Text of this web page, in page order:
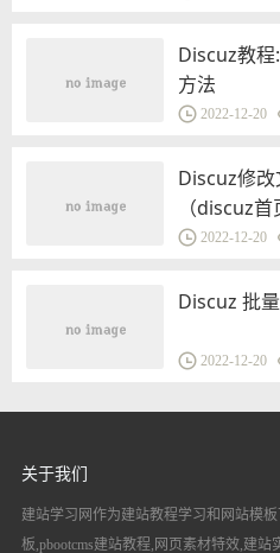
Discuz教
方法
2022-12-20
Discuz修改
（discuz首
2022-12-20
Discuz 批
2022-12-20
关于我们
建站学习网作为建站教程学习和网站模
板,pbootcms建站教程,网页素材特效,建站